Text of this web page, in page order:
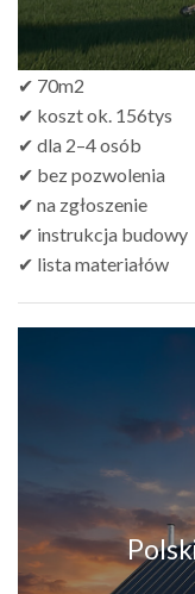
✔ 70m2
✔ koszt ok. 156tys
✔ dla 2–4 osób
✔ bez pozwolenia
✔ na zgłoszenie
✔ instrukcja budowy
✔ lista materiałów